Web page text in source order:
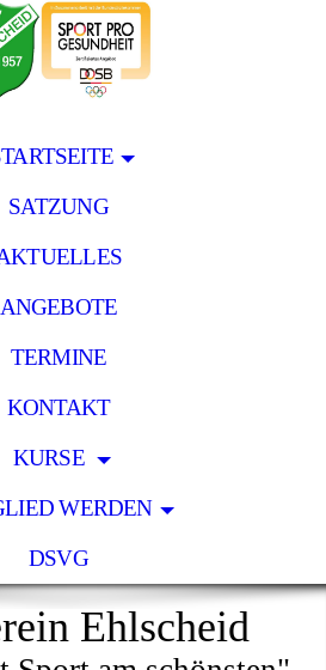
SATZUNG
ANGEBOTE
TERMINE
KONTAKT
KURSE
WERDEN
DSVG
Ehlscheid